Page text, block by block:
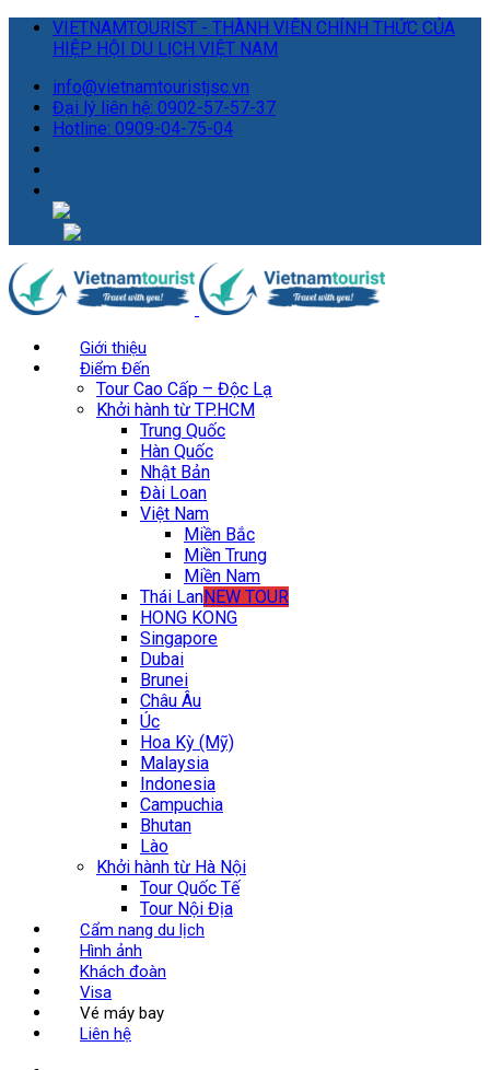
VIETNAMTOURIST - THÀNH VIÊN CHÍNH THỨC CỦA
HIỆP HỘI DU LỊCH VIỆT NAM
info@vietnamtouristjsc.vn
Đại lý liên hệ: 0902-57-57-37
Hotline: 0909-04-75-04
Giới thiệu
Điểm Đến
Tour Cao Cấp – Độc Lạ
Khởi hành từ TP.HCM
Trung Quốc
Hàn Quốc
Nhật Bản
Đài Loan
Việt Nam
Miền Bắc
Miền Trung
Miền Nam
Thái LanNEW TOUR
HONG KONG
Singapore
Dubai
Brunei
Châu Âu
Úc
Hoa Kỳ (Mỹ)
Malaysia
Indonesia
Campuchia
Bhutan
Lào
Khởi hành từ Hà Nội
Tour Quốc Tế
Tour Nội Địa
Cẩm nang du lịch
Hình ảnh
Khách đoàn
Visa
Vé máy bay
Liên hệ